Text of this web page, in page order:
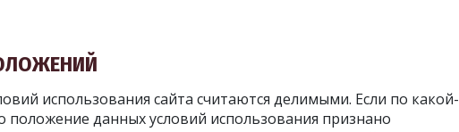
использования сайта считаются делимыми. Если по какой-
положение данных условий использования признано